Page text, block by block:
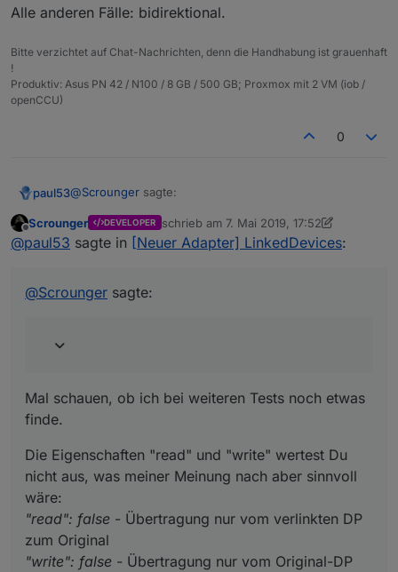
Alle anderen Fälle: bidirektional.
Bitte verzichtet auf Chat-Nachrichten, denn die Handhabung ist grauenhaft
!
Produktiv: Asus PN 42 / N100 / 8 GB / 500 GB; Proxmox mit 2 VM (iob /
openCCU)
0
paul53@Scrounger sagte:
Fix hab ich hoch geladen
Mal schauen, ob ich bei weiteren Tests noch etwas
finde.
verlinkten
Offline
Scrounger DEVELOPER schrieb am 7. Mai 2019, 17:52
zuletzt editiert von Scrounger5. Juli 2019,
@paul53 sagte in [Neuer Adapter] LinkedDevices:
@Scrounger sagte:
Mal schauen, ob ich bei weiteren Tests noch etwas
finde.
Die Eigenschaften "read" und "write" wertest Du
nicht aus, was meiner Meinung nach aber sinnvoll
wäre:
"read": false - Übertragung nur vom verlinkten DP
zum Original
"write": false - Übertragung nur vom Original-DP